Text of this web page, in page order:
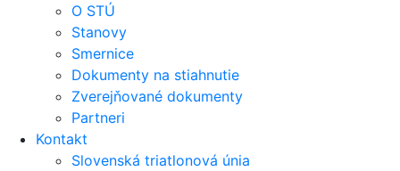
O STÚ
Stanovy
Smernice
Dokumenty na stiahnutie
Zverejňované dokumenty
Partneri
Kontakt
Slovenská triatlonová únia